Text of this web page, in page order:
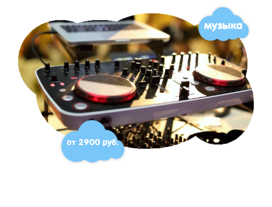
музыка
от 2900 руб.